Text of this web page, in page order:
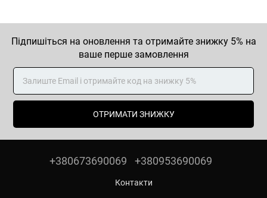
Підпишіться на оновлення та отримайте знижку 5% на
ваше перше замовлення
ОТРИМАТИ ЗНИЖКУ
+380673690069 +380953690069
Контакти